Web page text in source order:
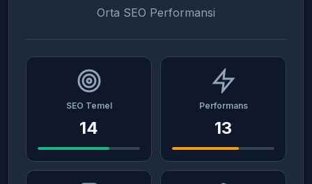
Orta SEO Performansi
SEO Temel
14
Performans
13